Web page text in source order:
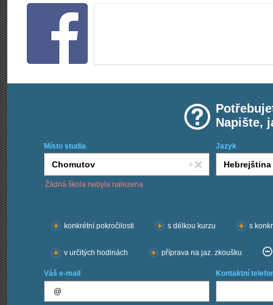
Napište,
Místo studia Jazyk
Žádná škola nebyla nalezena
konkrétní pokročilosti
s délkou kurzu s
v určitých hodinách příprava na jaz. zkoušku
Váš e-mail Kontaktní